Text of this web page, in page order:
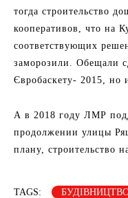
тогда строительство
кооперативов, что на
соответствующих
заморозили. Обещали
Євробаскету- 2015, но
А в 2018 году ЛМР
продолжении улицы
плану, строительство
TAGS: